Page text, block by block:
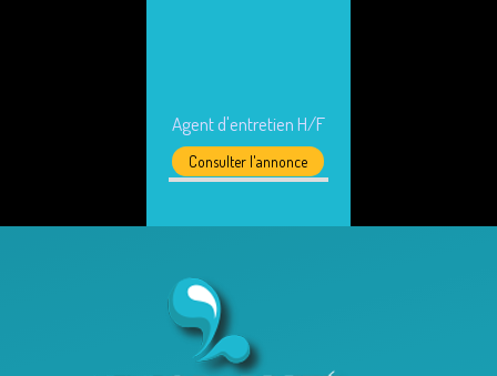
Agent d'entretien H/F
Consulter l'annonce